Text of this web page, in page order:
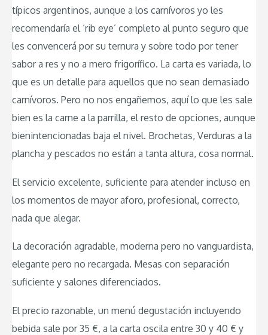
típicos argentinos, aunque a los carnívoros yo les
recomendaría el ‘rib eye’ completo al punto seguro que
les convencerá por su ternura y sobre todo por tener
sabor a res y no a mero frigorífico. La carta es variada, lo
que es un detalle para aquellos que no sean demasiado
carnívoros. Pero no nos engañemos, aquí lo que les sale
bien es la carne a la parrilla, el resto de opciones, aunque
bienintencionadas baja el nivel. Brochetas, Verduras a la
plancha y pescados no están a tanta altura, cosa normal.
El servicio excelente, suficiente para atender incluso en
los momentos de mayor aforo, profesional, correcto,
nada que alegar.
La decoración agradable, moderna pero no vanguardista,
elegante pero no recargada. Mesas con separación
suficiente y salones diferenciados.
El precio razonable, un menú degustación incluyendo
bebida sale por 35 €, a la carta oscila entre 30 y 40 € y